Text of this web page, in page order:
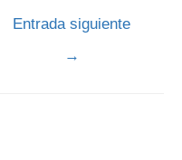
Entrada siguiente
→